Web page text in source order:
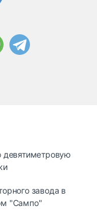
девятиметровую
завода в
"Сампо"